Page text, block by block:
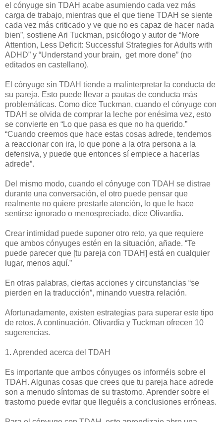
el cónyuge sin TDAH acabe asumiendo cada vez más
carga de trabajo, mientras que el que tiene TDAH se siente
cada vez más criticado y ve que no es capaz de hacer nada
bien”, sostiene Ari Tuckman, psicólogo y autor de “More
Attention, Less Deficit: Successful Strategies for Adults with
ADHD” y “Understand your brain, get more done” (no
editados en castellano).
El cónyuge sin TDAH tiende a malinterpretar la conducta de
su pareja. Esto puede llevar a pautas de conducta más
problemáticas. Como dice Tuckman, cuando el cónyuge con
TDAH se olvida de comprar la leche por enésima vez, esto
se convierte en “Lo que pasa es que no ha querido.”
“Cuando creemos que hace estas cosas adrede, tendemos
a reaccionar con ira, lo que pone a la otra persona a la
defensiva, y puede que entonces sí empiece a hacerlas
adrede”.
Del mismo modo, cuando el cónyuge con TDAH se distrae
durante una conversación, el otro puede pensar que
realmente no quiere prestarle atención, lo que le hace
sentirse ignorado o menospreciado, dice Olivardia.
Crear intimidad puede suponer otro reto, ya que requiere
que ambos cónyuges estén en la situación, añade. “Te
puede parecer que [tu pareja con TDAH] está en cualquier
lugar, menos aquí.”
En otras palabras, ciertas acciones y circunstancias “se
pierden en la traducción”, minando vuestra relación.
Afortunadamente, existen estrategias para superar este tipo
de retos. A continuación, Olivardia y Tuckman ofrecen 10
sugerencias.
1. Aprended acerca del TDAH
Es importante que ambos cónyuges os informéis sobre el
TDAH. Algunas cosas que crees que tu pareja hace adrede
son a menudo síntomas de su trastorno. Aprender sobre el
trastorno puede evitar que lleguéis a conclusiones erróneas.